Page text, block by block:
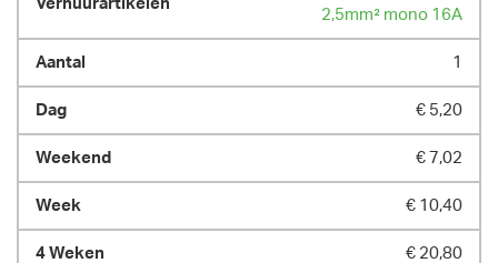
2,5mm² mono 16A
1
€ 5,20
€ 7,02
€ 10,40
€ 20,80